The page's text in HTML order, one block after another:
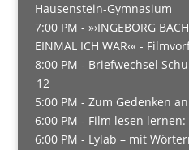
Hausenstein-Gymnasium
7:00 PM - »›INGEBORG
EINMAL ICH WAR‹« -
8:00 PM - Briefwechsel
12
5:00 PM - Zum Gedenken
6:00 PM - Film lesen
6:00 PM - Lylab – mit